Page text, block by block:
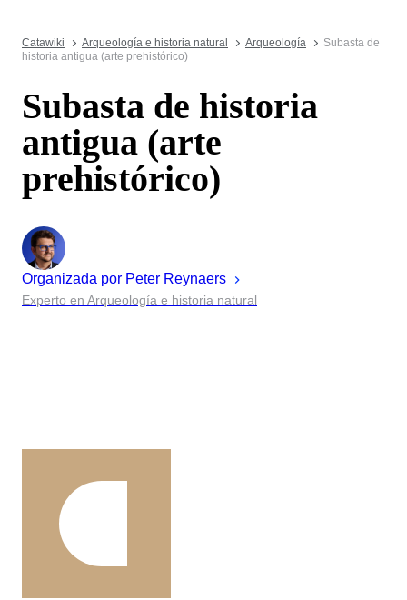
Catawiki Arqueología e historia natural Arqueología
Subasta de
historia antigua (arte prehistórico)
Subasta de historia
antigua (arte
prehistórico)
Organizada por Peter Reynaers
Experto en Arqueología e historia natural